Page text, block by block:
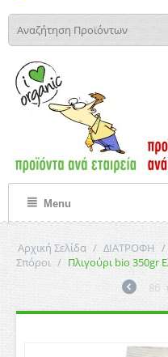
Menu
Αρχική Σελίδα / ΔΙΑΤΡΟΦΗ /
Σπόροι / Πλιγούρι bio 350gr
86